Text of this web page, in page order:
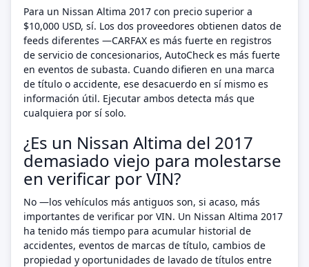
Para un Nissan Altima 2017 con precio superior a
$10,000 USD, sí. Los dos proveedores obtienen datos de
feeds diferentes —CARFAX es más fuerte en registros
de servicio de concesionarios, AutoCheck es más fuerte
en eventos de subasta. Cuando difieren en una marca
de título o accidente, ese desacuerdo en sí mismo es
información útil. Ejecutar ambos detecta más que
cualquiera por sí solo.
¿Es un Nissan Altima del 2017
demasiado viejo para molestarse
en verificar por VIN?
No —los vehículos más antiguos son, si acaso, más
importantes de verificar por VIN. Un Nissan Altima 2017
ha tenido más tiempo para acumular historial de
accidentes, eventos de marcas de título, cambios de
propiedad y oportunidades de lavado de títulos entre